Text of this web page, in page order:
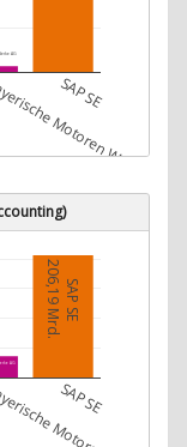
AG
Motoren Werke AG
SAP SE
AG
SAP SE
206,19 Mrd.
SAP SE